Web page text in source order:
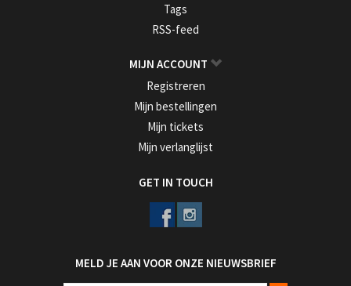
Tags
RSS-feed
MIJN ACCOUNT
Registreren
Mijn bestellingen
Mijn tickets
Mijn verlanglijst
GET IN TOUCH
MELD JE AAN VOOR ONZE NIEUWSBRIEF